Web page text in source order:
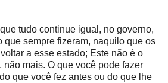
tudo continue igual, no governo,
que sempre fizeram, naquilo que os
a esse estado; Este não é o
não mais. O que você pode fazer
que você fez antes ou do que lhe